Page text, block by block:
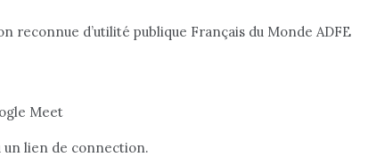
reconnue d’utilité publique Français du Monde ADFE
Meet
un lien de connection.